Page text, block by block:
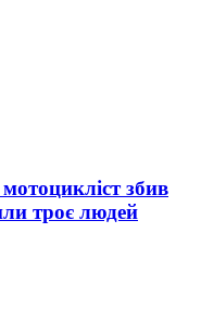
збив
троє людей